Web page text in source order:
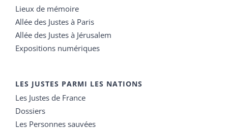
Lieux de mémoire
Allée des Justes à Paris
Allée des Justes à Jérusalem
Expositions numériques
LES JUSTES PARMI LES NATIONS
Les Justes de France
Dossiers
Les Personnes sauvées